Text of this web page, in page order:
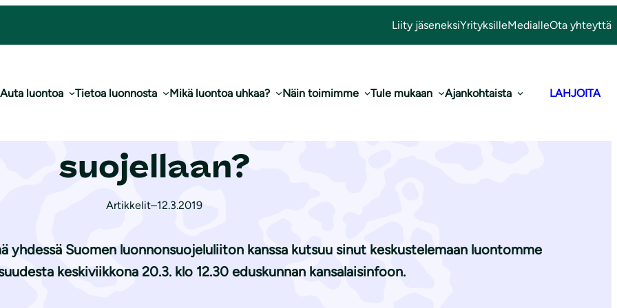
Liity jäseneksiYrityksilleMedialleOta yhteyttä
Auta luontoa Tietoa luonnosta Mikä luontoa uhkaa? Näin toimimme Tule mukaan Ajankohtaista LAHJOITA
suojellaan?
suojellaan?
Artikkelit–12.3.2019
yhdessä Suomen luonnonsuojeluliiton kanssa kutsuu sinut keskustelemaan luontomme
keskiviikkona 20.3. klo 12.30 eduskunnan kansalaisinfoon.